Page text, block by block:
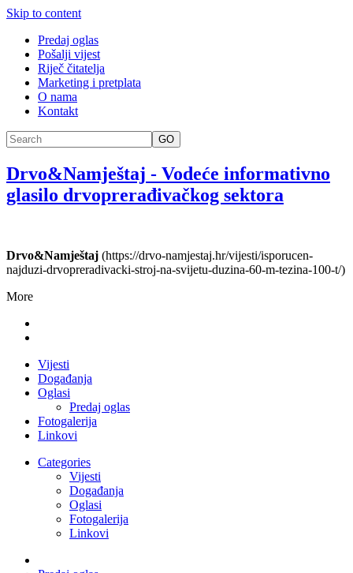
Skip to content
Predaj oglas
Pošalji vijest
Riječ čitatelja
Marketing i pretplata
O nama
Kontakt
GO
Drvo&Namještaj - Vodeće informativno
glasilo drvoprerađivačkog sektora
Drvo&Namještaj (https://drvo-namjestaj.hr/vijesti/isporucen-
najduzi-drvopreradivacki-stroj-na-svijetu-duzina-60-m-tezina-100-t/)
More
Vijesti
Događanja
Oglasi
Predaj oglas
Fotogalerija
Linkovi
Categories
Vijesti
Događanja
Oglasi
Fotogalerija
Linkovi